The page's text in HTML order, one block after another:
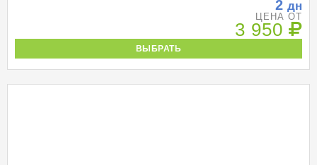
2 дн
ЦЕНА ОТ
3 950
ВЫБРАТЬ